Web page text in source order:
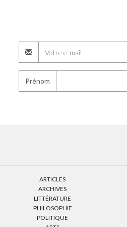
Prénom
ARTICLES
ARCHIVES
LITTÉRATURE
PHILOSOPHIE
POLITIQUE